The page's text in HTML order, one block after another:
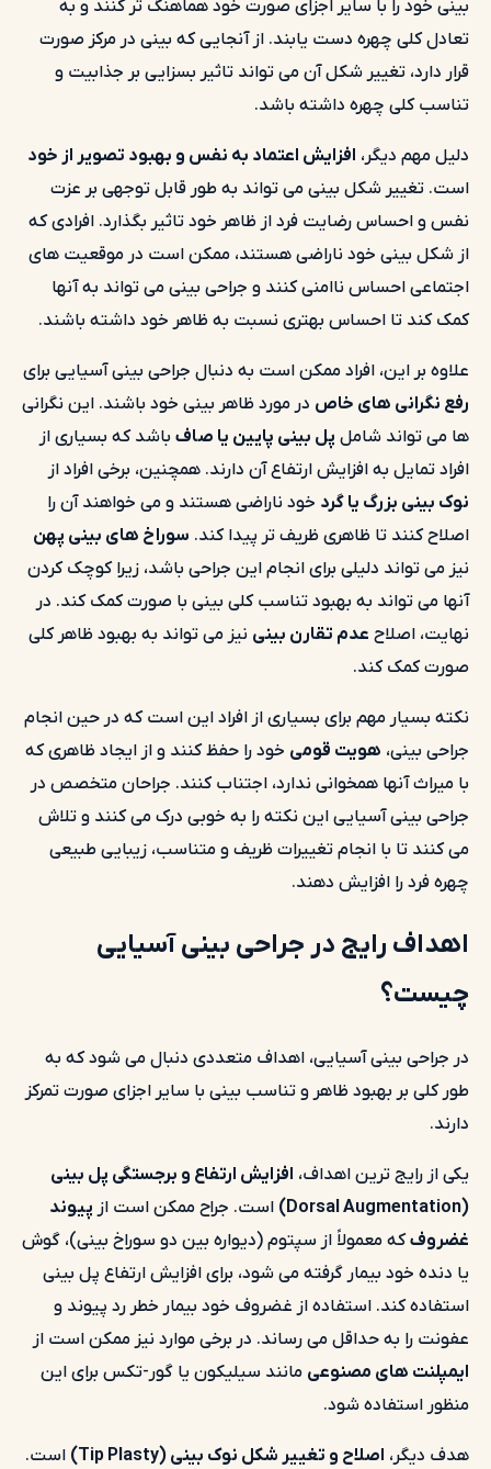
بینی خود را با سایر اجزای صورت خود هماهنگ تر کنند و به
تعادل کلی چهره دست یابند. از آنجایی که بینی در مرکز صورت
قرار دارد، تغییر شکل آن می تواند تاثیر بسزایی بر جذابیت و
تناسب کلی چهره داشته باشد.
دلیل مهم دیگر، افزایش اعتماد به نفس و بهبود تصویر از خود
است. تغییر شکل بینی می تواند به طور قابل توجهی بر عزت
نفس و احساس رضایت فرد از ظاهر خود تاثیر بگذارد. افرادی که
از شکل بینی خود ناراضی هستند، ممکن است در موقعیت های
اجتماعی احساس ناامنی کنند و جراحی بینی می تواند به آنها
کمک کند تا احساس بهتری نسبت به ظاهر خود داشته باشند.
علاوه بر این، افراد ممکن است به دنبال جراحی بینی آسیایی برای
رفع نگرانی های خاص در مورد ظاهر بینی خود باشند. این نگرانی
ها می تواند شامل پل بینی پایین یا صاف باشد که بسیاری از
افراد تمایل به افزایش ارتفاع آن دارند. همچنین، برخی افراد از
نوک بینی بزرگ یا گرد خود ناراضی هستند و می خواهند آن را
اصلاح کنند تا ظاهری ظریف تر پیدا کند. سوراخ های بینی پهن
نیز می تواند دلیلی برای انجام این جراحی باشد، زیرا کوچک کردن
آنها می تواند به بهبود تناسب کلی بینی با صورت کمک کند. در
نهایت، اصلاح عدم تقارن بینی نیز می تواند به بهبود ظاهر کلی
صورت کمک کند.
نکته بسیار مهم برای بسیاری از افراد این است که در حین انجام
جراحی بینی، هویت قومی خود را حفظ کنند و از ایجاد ظاهری که
با میراث آنها همخوانی ندارد، اجتناب کنند. جراحان متخصص در
جراحی بینی آسیایی این نکته را به خوبی درک می کنند و تلاش
می کنند تا با انجام تغییرات ظریف و متناسب، زیبایی طبیعی
چهره فرد را افزایش دهند.
اهداف رایج در جراحی بینی آسیایی
چیست؟
در جراحی بینی آسیایی، اهداف متعددی دنبال می شود که به
طور کلی بر بهبود ظاهر و تناسب بینی با سایر اجزای صورت تمرکز
دارند.
یکی از رایج ترین اهداف، افزایش ارتفاع و برجستگی پل بینی
(Dorsal Augmentation)
است. جراح ممکن است از پیوند
غضروفکه معمولاً از سپتوم (دیواره بین دو سوراخ بینی)، گوش
یا دنده خود بیمار گرفته می شود، برای افزایش ارتفاع پل بینی
استفاده کند. استفاده از غضروف خود بیمار خطر رد پیوند و
عفونت را به حداقل می رساند. در برخی موارد نیز ممکن است از
ایمپلنت های مصنوعی مانند سیلیکون یا گور-تکس برای این
منظور استفاده شود.
هدف دیگر، اصلاح و تغییر شکل نوک بینی (Tip Plasty)
است.